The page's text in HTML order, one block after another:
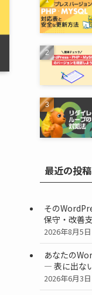
最近の投稿
その
保守・改善
2026年8月5日
あなたの
― 表に出な
2026年6月3日